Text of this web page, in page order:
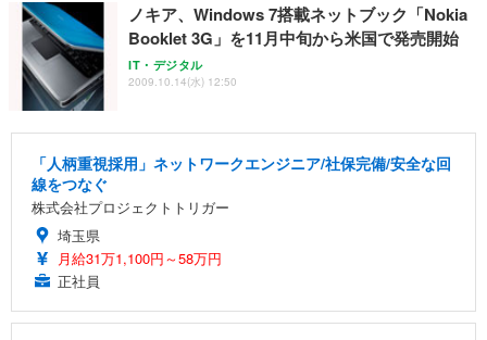
ノキア、Windows 7搭載ネットブック「Nokia
Booklet 3G」を11月中旬から米国で発売開始
IT・デジタル
2009.10.14(水) 12:50
「人柄重視採用」ネットワークエンジニア/社保完備/安全な回
線をつなぐ
株式会社プロジェクトトリガー
埼玉県
月給31万1,100円～58万円
正社員